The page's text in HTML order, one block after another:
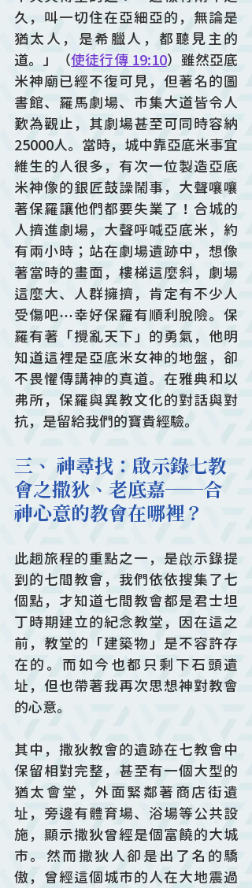
久，叫一切住在亞細亞的，無論是
猶太人，是希臘人，都聽見主的
道。」（使徒行傳 19:10）雖然亞底
米神廟已經不復可見，但著名的圖
書館、羅馬劇場、市集大道皆令人
歎為觀止，其劇場甚至可同時容納
25000人。當時，城中靠亞底米事宜
維生的人很多，有次一位製造亞底
米神像的銀匠鼓譟鬧事，大聲嚷嚷
著保羅讓他們都要失業了！合城的
人擠進劇場，大聲呼喊亞底米，約
有兩小時；站在劇場遺跡中，想像
著當時的畫面，樓梯這麼斜，劇場
這麼大、人群擁擠，肯定有不少人
受傷吧⋯幸好保羅有順利脫險。保
羅有著「攪亂天下」的勇氣，他明
知道這裡是亞底米女神的地盤，卻
不畏懼傳講神的真道。在雅典和以
弗所，保羅與異教文化的對話與對
抗，是留給我們的寶貴經驗。
三、 神尋找：啟示錄七教
會之撒狄、老底嘉──合
神心意的教會在哪裡？
此趟旅程的重點之一，是啟示錄提
到的七間教會，我們依依搜集了七
個點，才知道七間教會都是君士坦
丁時期建立的紀念教堂，因在這之
前，教堂的「建築物」是不容許存
在的。而如今也都只剩下石頭遺
址，但也帶著我再次思想神對教會
的心意。
其中，撒狄教會的遺跡在七教會中
保留相對完整，甚至有一個大型的
猶太會堂，外面緊鄰著商店街遺
址，旁邊有體育場、浴場等公共設
施，顯示撒狄曾經是個富饒的大城
市。然而撒狄人卻是出了名的驕
傲，曾經這個城市的人在大地震過